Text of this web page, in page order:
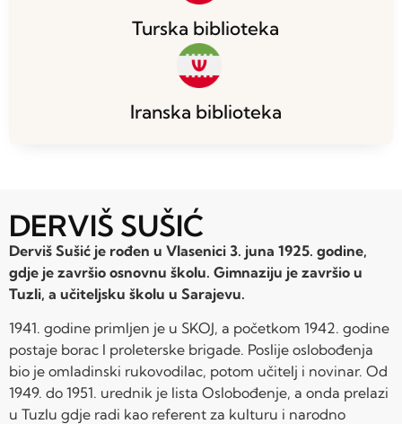
Turska biblioteka
Iranska biblioteka
DERVIŠ SUŠIĆ
Derviš Sušić je rođen u Vlasenici 3. juna 1925. godine,
gdje je završio osnovnu školu. Gimnaziju je završio u
Tuzli, a učiteljsku školu u Sarajevu.
1941. godine primljen je u SKOJ, a početkom 1942. godine
postaje borac I proleterske brigade. Poslije oslobođenja
bio je omladinski rukovodilac, potom učitelj i novinar. Od
1949. do 1951. urednik je lista Oslobođenje, a onda prelazi
u Tuzlu gdje radi kao referent za kulturu i narodno